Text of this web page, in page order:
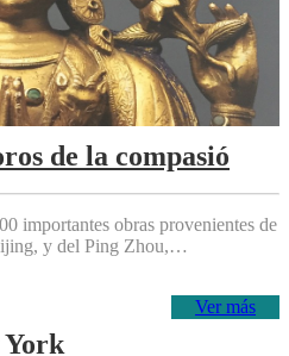
de la compasió
importantes obras provenientes de
y del Ping Zhou,…
Ver más
York